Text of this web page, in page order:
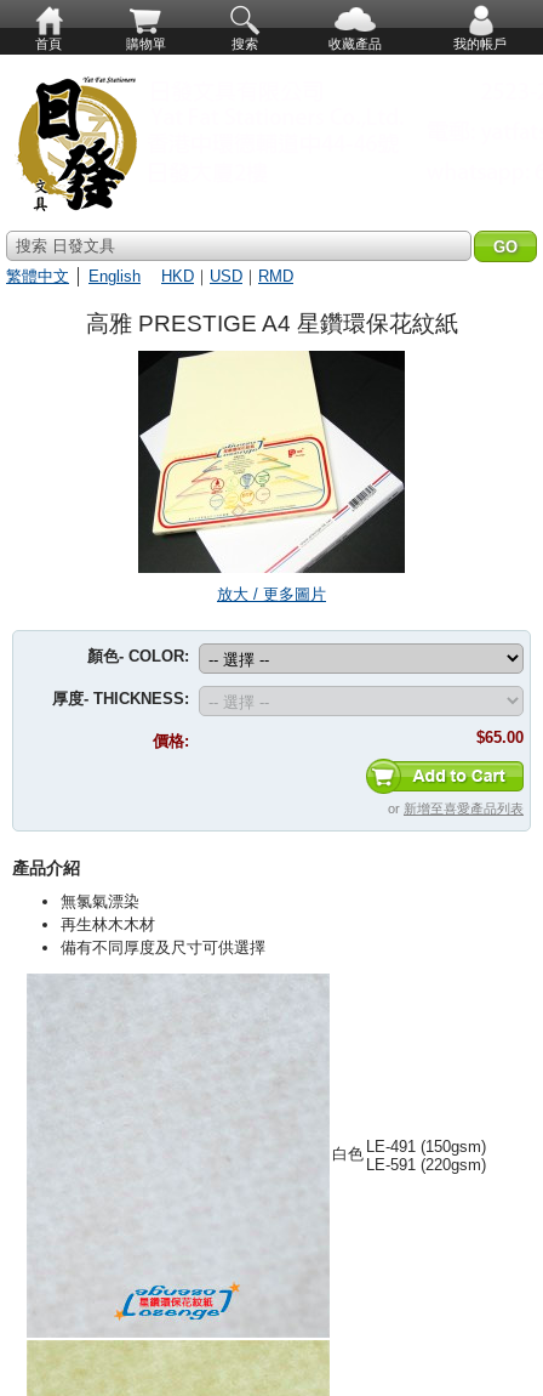
首頁 購物單 搜索 收藏產品 我的帳戶
搜索 日發文具
繁體中文
English HKD ｜ USD ｜ RMD
高雅 PRESTIGE A4 星鑽環保花紋紙
放大 / 更多圖片
顏色- COLOR:
厚度- THICKNESS:
價格: $65.00
or 新增至喜愛產品列表
產品介紹
無氯氣漂染
再生林木木材
備有不同厚度及尺寸可供選擇
白色 LE-491 (150gsm)
LE-591 (220gsm)